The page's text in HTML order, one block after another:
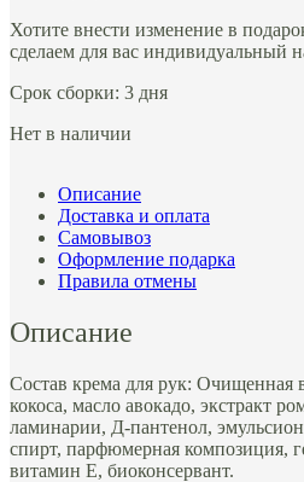
Хотите внести изменение в
сделаем для вас индивидуальный
Срок сборки: 3 дня
Нет в наличии
Описание
Доставка и оплата
Самовывоз
Оформление подарка
Правила отмены
Описание
Состав крема для рук: Очищенная
кокоса, масло авокадо, экстракт
ламинарии, Д-пантенол,
спирт, парфюмерная композиция,
витамин Е, биоконсервант.